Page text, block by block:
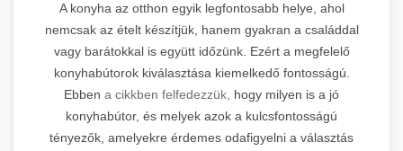
A konyha az otthon egyik legfontosabb helye, ahol
nemcsak az ételt készítjük, hanem gyakran a családdal
vagy barátokkal is együtt időzünk. Ezért a megfelelő
konyhabútorok kiválasztása kiemelkedő fontosságú.
Ebben a cikkben felfedezzük, hogy milyen is a jó
konyhabútor, és melyek azok a kulcsfontosságú
tényezők, amelyekre érdemes odafigyelni a választás